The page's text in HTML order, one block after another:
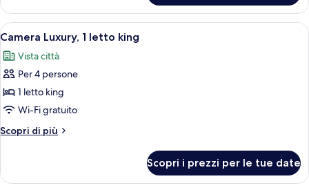
singoli
Club,
Camera
Club,
letti
singoli
Apri
tutte
le
foto
per
Camera
Luxury,
1
king
Camera Luxury, 1 letto king | 1
5
Camera Luxury, 1 letto king
Vista città
Per 4 persone
1 letto king
Wi-Fi gratuito
Scopri di più
Altri
Luxury,
Scopri i prezzi per le tue date